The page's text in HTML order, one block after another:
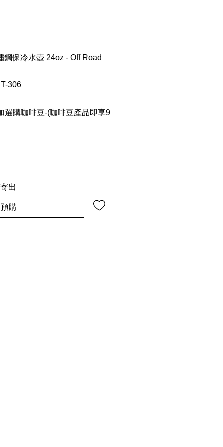
鋼保冷水壺 24oz - Off Road
306
選購咖啡豆-(咖啡豆產品即享9
出
預購